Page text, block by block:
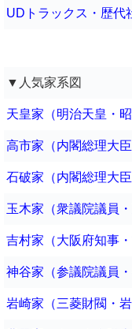
UDトラックス・歴代
▼人気家系図
天皇家（明治天皇・
高市家（内閣総理大
石破家（内閣総理大
玉木家（衆議院議員
吉村家（大阪府知事
神谷家（参議院議員
岩崎家（三菱財閥・